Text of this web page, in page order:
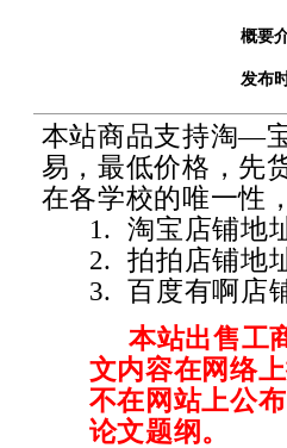
概要
发布
本站商品支持淘—
易，最低价格，先
在各学校的唯一性
1. 淘宝店铺
2. 拍拍店铺
3. 百度有啊店
本站出售工
文内容在网络
不在网站上公
论文题纲。